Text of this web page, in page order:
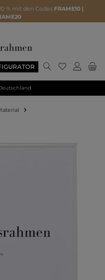
% mit den Codes FRAME10 |